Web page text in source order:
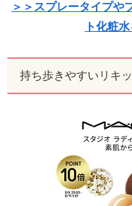
＞＞スプレータイプや
ト化粧
持ち歩きやすいリキ